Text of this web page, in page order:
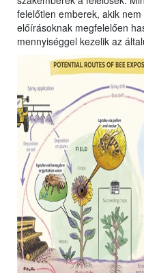
felelőtlen emberek, akik
előírásoknak megfelelően
mennyiséggel kezelik az